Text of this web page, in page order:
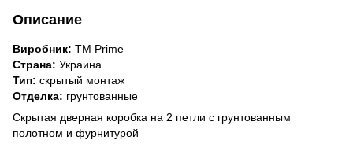
Описание
Виробник: ТМ Prime
Страна: Украина
Тип: скрытый монтаж
Отделка: грунтованные
Скрытая дверная коробка на 2 петли с грунтованным
полотном и фурнитурой